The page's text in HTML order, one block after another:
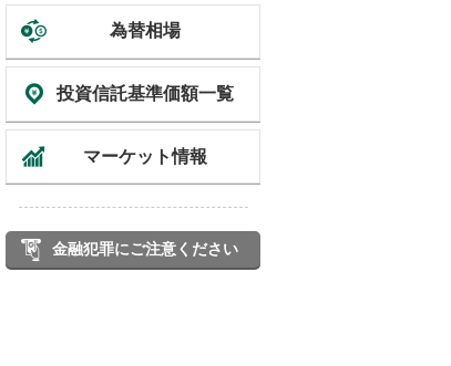
為替相場
投資信託基準価額一覧
マーケット情報
金融犯罪にご注意ください